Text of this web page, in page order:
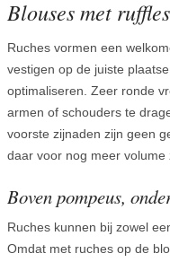
Blouses met
Ruches vormen een
vestigen op de juiste
optimaliseren. Zeer ronde
armen of schouders te
voorste zijnaden zijn geen
daar voor nog meer volume
Boven pompeus,
Ruches kunnen bij zowel
Omdat met ruches op de